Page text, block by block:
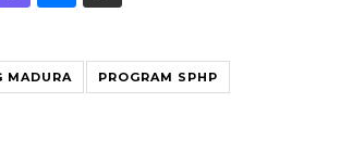
MADURA PROGRAM SPHP